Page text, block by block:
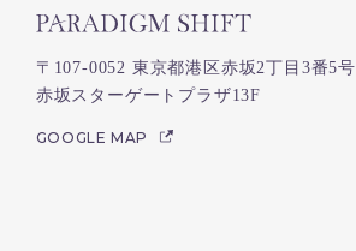
〒107-0052 東京都港区赤坂2丁目3番5号
赤坂スターゲートプラザ13F
GOOGLE MAP